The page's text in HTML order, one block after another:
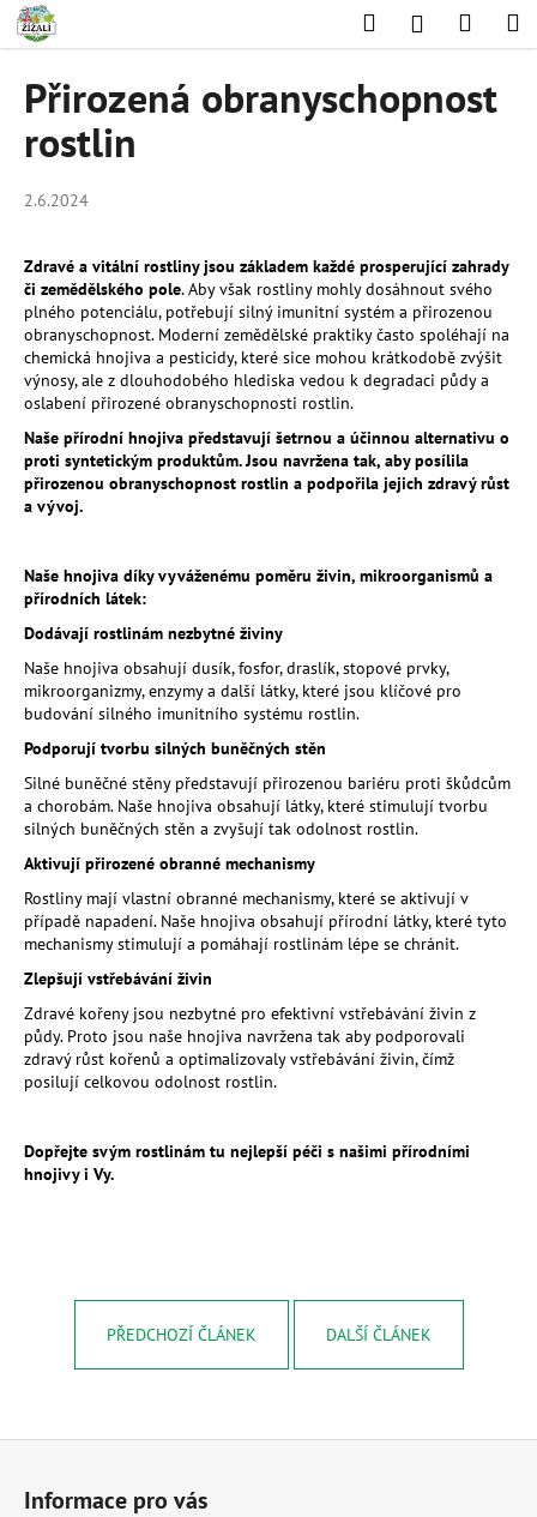
Přejít
obsah
HledatPřihlášení
Přirozená obranyschopnost
rostlin
2.6.2024
Zdravé a vitální rostliny jsou základem každé prosperující zahrady
či zemědělského pole. Aby však rostliny mohly dosáhnout svého
plného potenciálu, potřebují silný imunitní systém a přirozenou
obranyschopnost. Moderní zemědělské praktiky často spoléhají na
chemická hnojiva a pesticidy, které sice mohou krátkodobě zvýšit
výnosy, ale z dlouhodobého hlediska vedou k degradaci půdy a
oslabení přirozené obranyschopnosti rostlin.
Naše přírodní hnojiva představují šetrnou a účinnou alternativu o
proti syntetickým produktům. Jsou navržena tak, aby posílila
přirozenou obranyschopnost rostlin a podpořila jejich zdravý růst
a vývoj.
Naše hnojiva díky vyváženému poměru živin, mikroorganismů a
přírodních látek:
Dodávají rostlinám nezbytné živiny
Naše hnojiva obsahují dusík, fosfor, draslík, stopové prvky,
mikroorganizmy, enzymy a další látky, které jsou klíčové pro
budování silného imunitního systému rostlin.
Podporují tvorbu silných buněčných stěn
Silné buněčné stěny představují přirozenou bariéru proti škůdcům
a chorobám. Naše hnojiva obsahují látky, které stimulují tvorbu
silných buněčných stěn a zvyšují tak odolnost rostlin.
Aktivují přirozené obranné mechanismy
Rostliny mají vlastní obranné mechanismy, které se aktivují v
případě napadení. Naše hnojiva obsahují přírodní látky, které tyto
mechanismy stimulují a pomáhají rostlinám lépe se chránit.
Zlepšují vstřebávání živin
Zdravé kořeny jsou nezbytné pro efektivní vstřebávání živin z
půdy. Proto jsou naše hnojiva navržena tak aby podporovali
zdravý růst kořenů a optimalizovaly vstřebávání živin, čímž
posilují celkovou odolnost rostlin.
Dopřejte svým rostlinám tu nejlepší péči s našimi přírodními
hnojivy i Vy.
PŘEDCHOZÍ ČLÁNEK DALŠÍ ČLÁNEK
o
C
o
p
t
ř
e
b
u
j
e
t
e
a
j
í
t
?
HLEDAT
D
o
p
o
r
u
č
e
m
ŽÍŽALÍ
KOPŘIVOU
LITRŮ
900
Informace pro vás